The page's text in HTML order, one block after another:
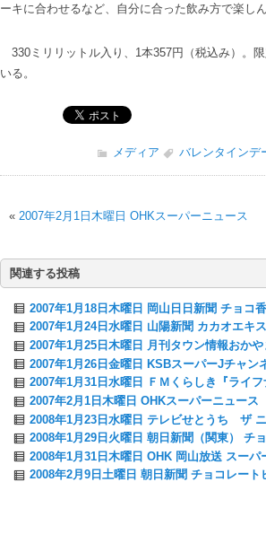
ーキに合わせるなど、自分に合った飲み方で楽し
330ミリリットル入り、1本357円（税込み）。
いる。
メディア バレンタインデ
« 2007年2月1日木曜日 OHKスーパーニュース
関連する投稿
2007年1月18日木曜日 岡山日日新聞 チョコ
2007年1月24日水曜日 山陽新聞 カカオエキ
2007年1月25日木曜日 月刊タウン情報おか
2007年1月26日金曜日 KSBスーパーJチャン
2007年1月31日水曜日 ＦＭくらしき『ライ
2007年2月1日木曜日 OHKスーパーニュース
2008年1月23日水曜日 テレビせとうち ザ
2008年1月29日火曜日 朝日新聞（関東） チ
2008年1月31日木曜日 OHK 岡山放送 スー
2008年2月9日土曜日 朝日新聞 チョコレー